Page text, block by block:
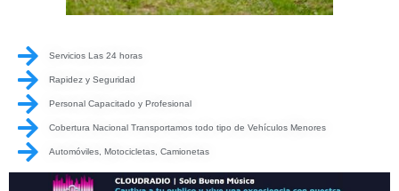
Servicios Las 24 horas
Rapidez y Seguridad
Personal Capacitado y Profesional
Cobertura Nacional Transportamos todo tipo de Vehículos Menores
Automóviles, Motocicletas, Camionetas